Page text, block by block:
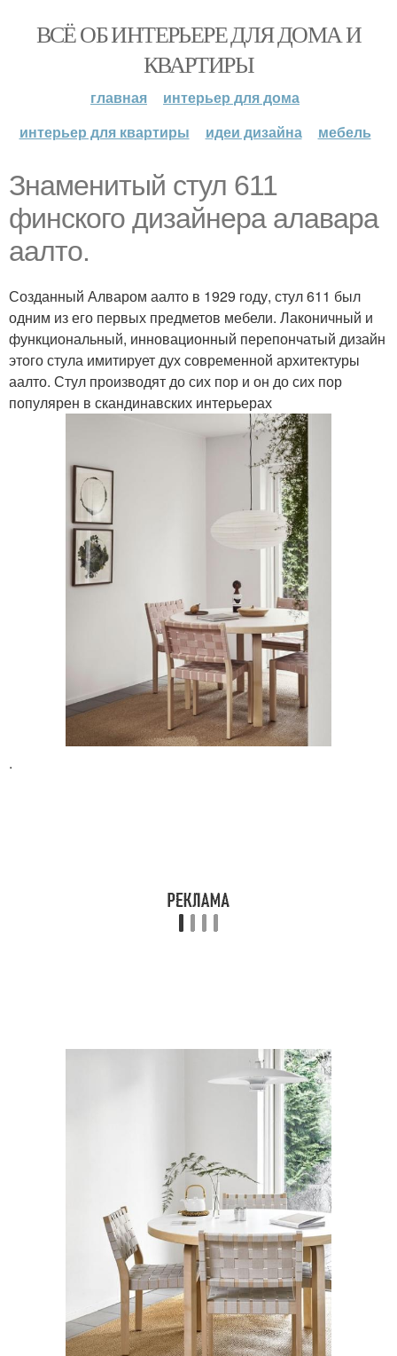
ВСЁ ОБ ИНТЕРЬЕРЕ ДЛЯ ДОМА И
КВАРТИРЫ
главная
интерьер для дома
интерьер для квартиры
идеи дизайна мебель
Знаменитый стул 611
финского дизайнера алавара
аалто.
Созданный Алваром аалто в 1929 году, стул 611 был
одним из его первых предметов мебели. Лаконичный и
функциональный, инновационный перепончатый дизайн
этого стула имитирует дух современной архитектуры
аалто. Стул производят до сих пор и он до сих пор
популярен в скандинавских интерьерах
.